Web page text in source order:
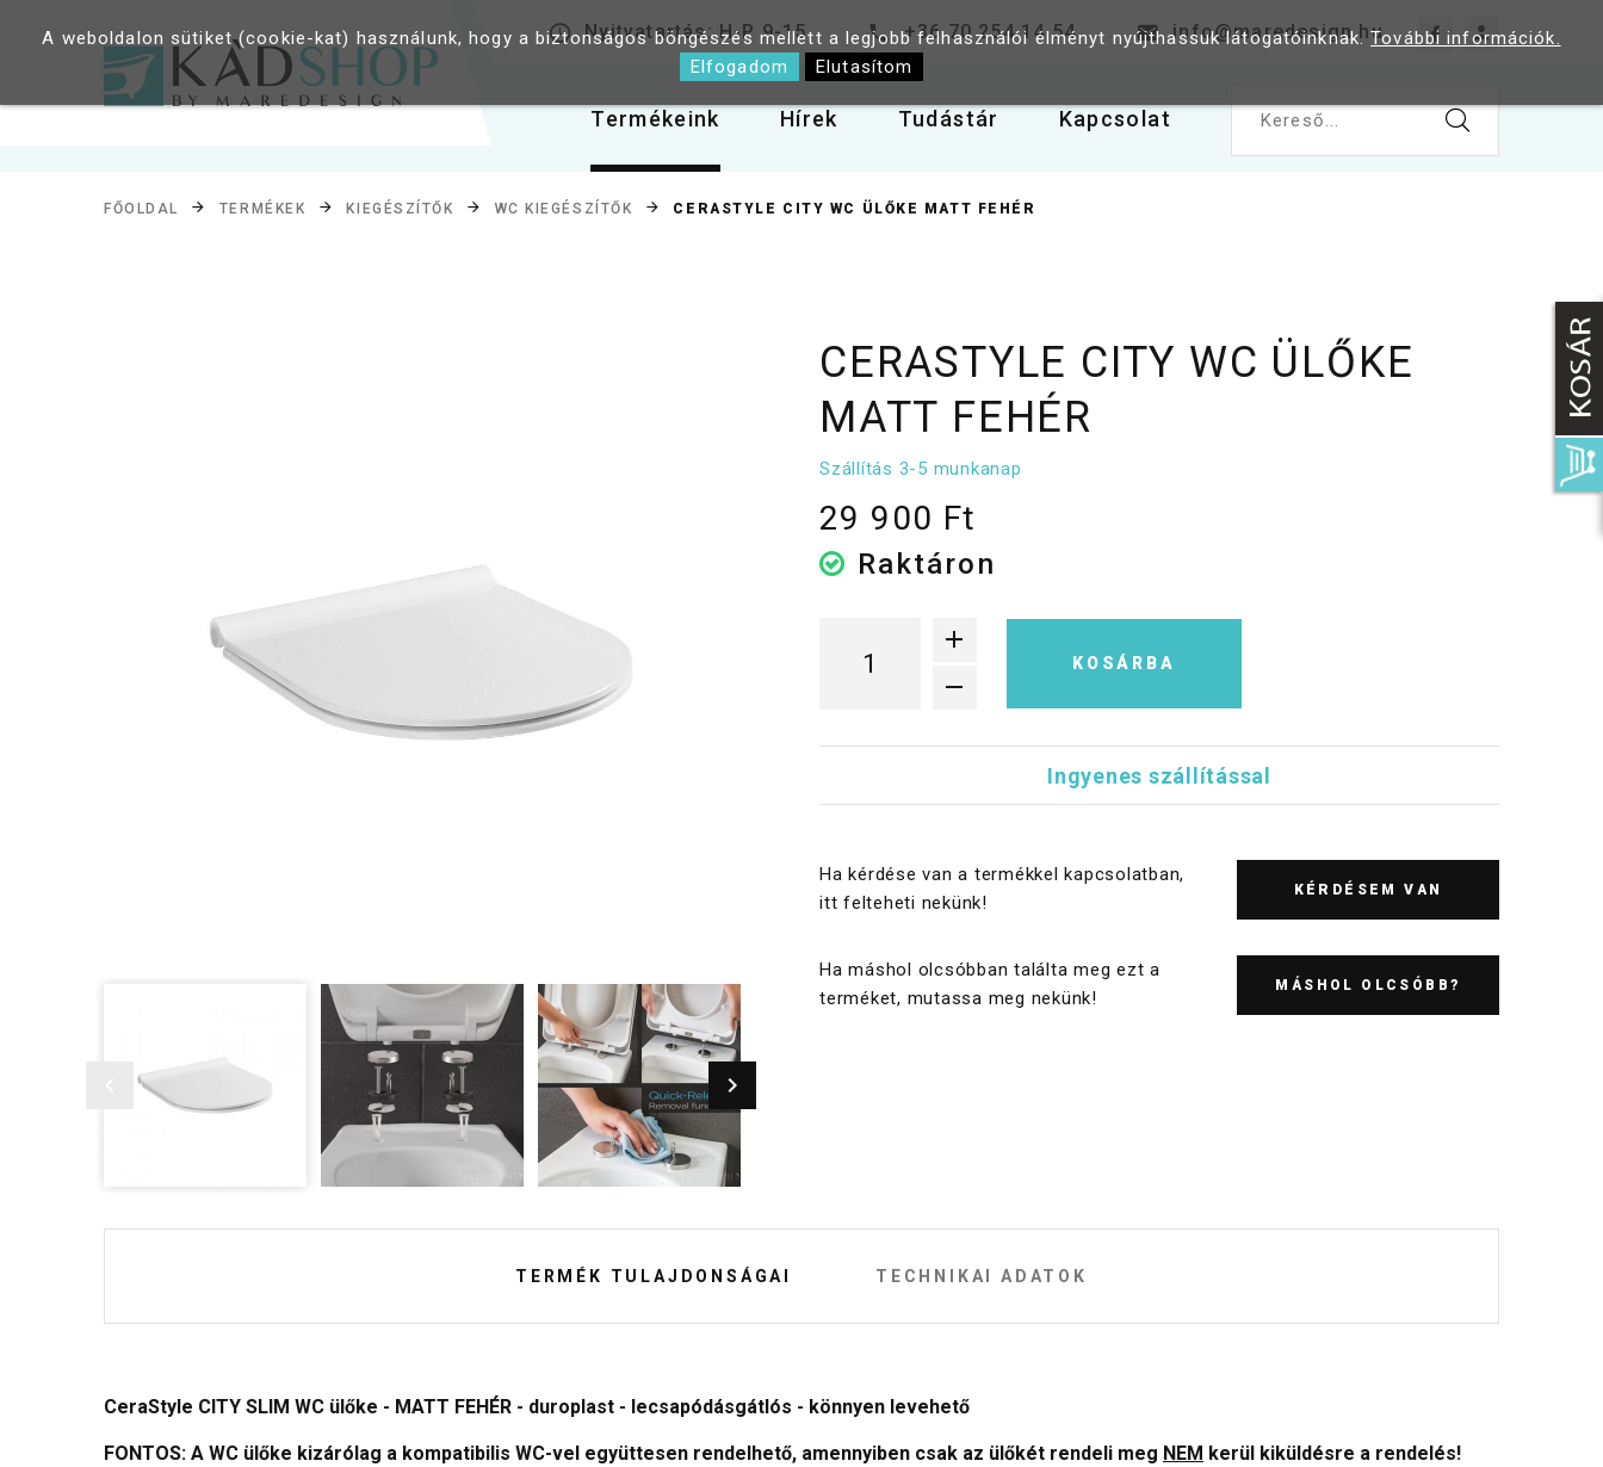
Nyitvatartás: H-P 9-15 +36 70 254 14 54 info@maredesign.hu
Termékeink Hírek Tudástár Kapcsolat Kereső...
FŐOLDAL TERMÉKEK KIEGÉSZÍTŐK WC KIEGÉSZÍTŐK CERASTYLE CITY WC ÜLŐKE MATT FEHÉR
CERASTYLE CITY WC ÜLŐKE
MATT FEHÉR
Szállítás 3-5 munkanap
29 900 Ft
Raktáron
KOSÁRBA
Ingyenes szállítással
Ha kérdése van a termékkel kapcsolatban,
itt felteheti nekünk!
KÉRDÉSEM VAN
Ha máshol olcsóbban találta meg ezt a
terméket, mutassa meg nekünk!
MÁSHOL OLCSÓBB?
TERMÉK TULAJDONSÁGAI TECHNIKAI ADATOK
CeraStyle CITY SLIM WC ülőke - MATT FEHÉR - duroplast - lecsapódásgátlós - könnyen levehető
FONTOS: A WC ülőke kizárólag a kompatibilis WC-vel együttesen rendelhető, amennyiben csak az ülőkét rendeli meg NEM kerül kiküldésre a rendelés!
A weboldalon sütiket (cookie-kat) használunk, hogy a biztonságos böngészés mellett a legjobb felhasználói élményt nyújthassuk látogatóinknak.További információk.
Elfogadom
Elutasítom